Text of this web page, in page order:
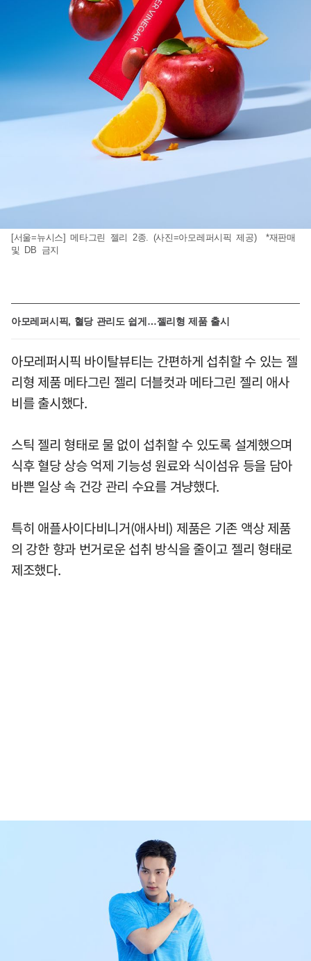
[서울=뉴시스] 메타그린 젤리 2종. (사진=아모레퍼시픽 제공) *재판매
및 DB 금지
아모레퍼시픽, 혈당 관리도 쉽게…젤리형 제품 출시
아모레퍼시픽 바이탈뷰티는 간편하게 섭취할 수 있는 젤
리형 제품 메타그린 젤리 더블컷과 메타그린 젤리 애사
비를 출시했다.
스틱 젤리 형태로 물 없이 섭취할 수 있도록 설계했으며
식후 혈당 상승 억제 기능성 원료와 식이섬유 등을 담아
바쁜 일상 속 건강 관리 수요를 겨냥했다.
특히 애플사이다비니거(애사비) 제품은 기존 액상 제품
의 강한 향과 번거로운 섭취 방식을 줄이고 젤리 형태로
제조했다.